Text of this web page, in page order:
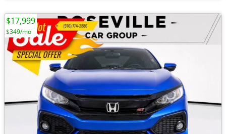
$17,999
$349/mo